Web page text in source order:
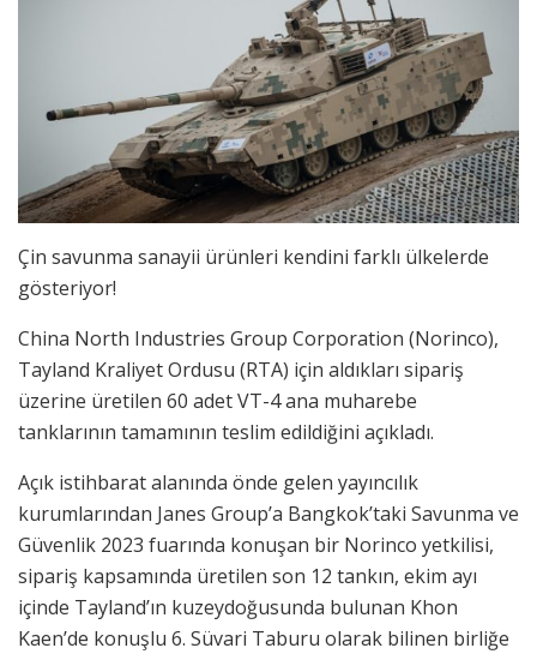
Çin savunma sanayii ürünleri kendini farklı ülkelerde
gösteriyor!
China North Industries Group Corporation (Norinco),
Tayland Kraliyet Ordusu (RTA) için aldıkları sipariş
üzerine üretilen 60 adet VT-4 ana muharebe
tanklarının tamamının teslim edildiğini açıkladı.
Açık istihbarat alanında önde gelen yayıncılık
kurumlarından Janes Group’a Bangkok’taki Savunma ve
Güvenlik 2023 fuarında konuşan bir Norinco yetkilisi,
sipariş kapsamında üretilen son 12 tankın, ekim ayı
içinde Tayland’ın kuzeydoğusunda bulunan Khon
Kaen’de konuşlu 6. Süvari Taburu olarak bilinen birliğe